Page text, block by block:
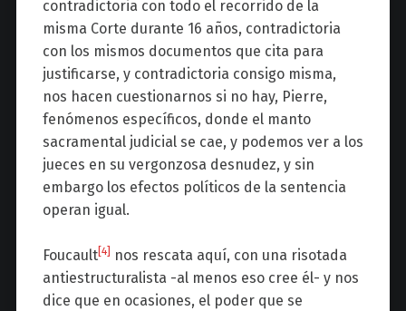
contradictoria con todo el recorrido de la
misma Corte durante 16 años, contradictoria
con los mismos documentos que cita para
justificarse, y contradictoria consigo misma,
nos hacen cuestionarnos si no hay, Pierre,
fenómenos específicos, donde el manto
sacramental judicial se cae, y podemos ver a los
jueces en su vergonzosa desnudez, y sin
embargo los efectos políticos de la sentencia
operan igual.
Foucault[4]
nos rescata aquí, con una risotada
antiestructuralista -al menos eso cree él- y nos
dice que en ocasiones, el poder que se